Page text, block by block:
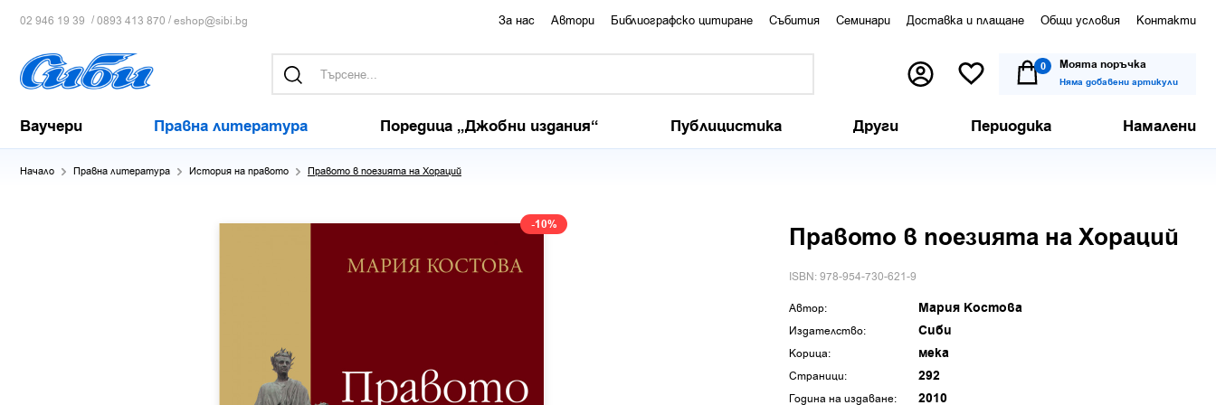
02 946 19 39 /0893 413 870 /eshop@sibi.bg За нас Автори Библиографско цитиране Събития Семинари Доставка и плащане Общи условия Контакти
0 Моята поръчка
Няма добавени артикули
Ваучери Правна литература Поредица „Джобни издания“ Публицистика Други Периодика Намалени
Начало Правна литература История на правото Правото в поезията на Хораций
-10% Правото в поезията на Хораций
ISBN: 978-954-730-621-9
Автор: Мария Костова
Издателство: Сиби
Корица: мека
Страници: 292
Година на издаване: 2010